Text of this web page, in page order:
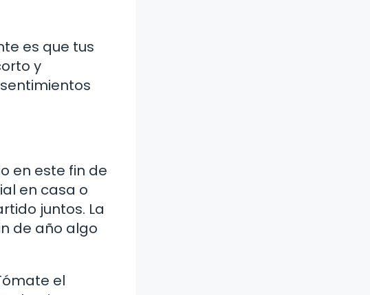
es que tus
y
en este fin de
en casa o
juntos. La
de año algo
el